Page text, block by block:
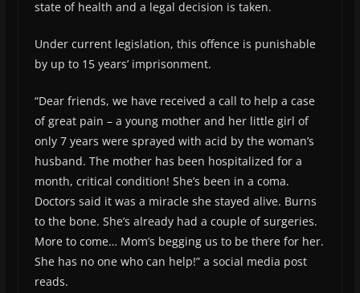
state of health and a legal decision is taken.
Under current legislation, this offence is punishable
by up to 15 years’ imprisonment.
“Dear friends, we have received a call to help a case
of great pain – a young mother and her little girl of
only 7 years were sprayed with acid by the woman’s
husband. The mother has been hospitalized for a
month, critical condition! She’s been in a coma.
Doctors said it was a miracle she stayed alive. Burns
to the bone. She’s already had a couple of surgeries.
More to come… Mom’s begging us to be there for her.
She has no one who can help!” a social media post
reads.